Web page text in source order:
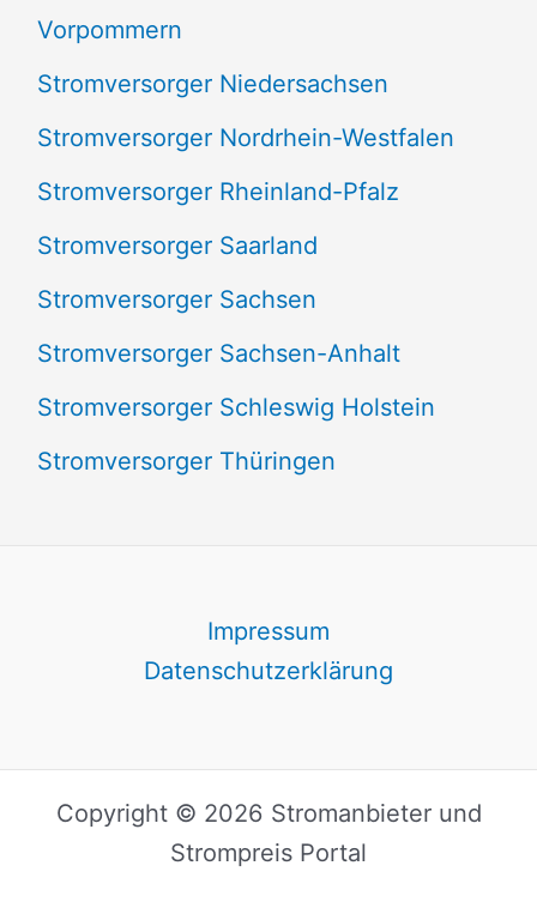
Vorpommern
Stromversorger Niedersachsen
Stromversorger Nordrhein-Westfalen
Stromversorger Rheinland-Pfalz
Stromversorger Saarland
Stromversorger Sachsen
Stromversorger Sachsen-Anhalt
Stromversorger Schleswig Holstein
Stromversorger Thüringen
Impressum
Datenschutzerklärung
Copyright © 2026 Stromanbieter und
Strompreis Portal